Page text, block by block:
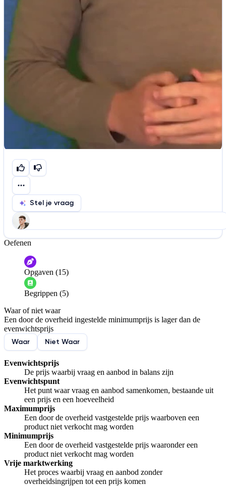
Stel je vraag
Help ons de video te verbeteren
De audio is slecht
Informatie is onjuist
De docent is te langdradig
De uitleg gaat te langzaam
Afspelen werkte niet
Oefenen
Opgaven (15)
Begrippen (5)
Waar of niet waar
Een door de overheid ingestelde minimumprijs is lager dan de
evenwichtsprijs
Waar
Niet Waar
Evenwichtsprijs
De prijs waarbij vraag en aanbod in balans zijn
Evenwichtspunt
Het punt waar vraag en aanbod samenkomen, bestaande uit
een prijs en een hoeveelheid
Maximumprijs
Een door de overheid vastgestelde prijs waarboven een
product niet verkocht mag worden
Minimumprijs
Een door de overheid vastgestelde prijs waaronder een
product niet verkocht mag worden
Vrije marktwerking
Het proces waarbij vraag en aanbod zonder
overheidsingrijpen tot een prijs komen